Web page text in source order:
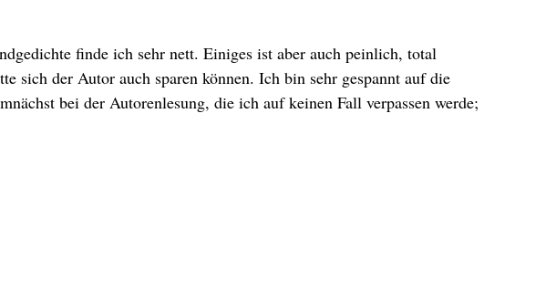
finde ich sehr nett. Einiges ist aber auch peinlich, total
sich der Autor auch sparen können. Ich bin sehr gespannt auf die
bei der Autorenlesung, die ich auf keinen Fall verpassen werde;